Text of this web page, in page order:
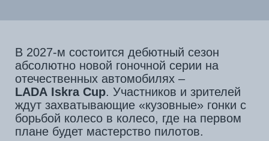
плане будет мастерство пилотов.
LADA Iskra Cup– это не просто новая
гоночная серия. Это проект,
объединяющий профессиональный спорт
и медиабизнес, который даст совершенно
новые для российского автоспорта
возможности для команд, пилотов,
брендов и болельщиков. Прозрачный